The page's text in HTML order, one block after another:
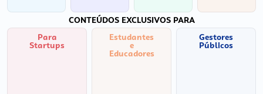
CONTEÚDOS EXCLUSIVOS PARA
Para
Startups
Estudantes
e
Educadores
Gestores
Públicos